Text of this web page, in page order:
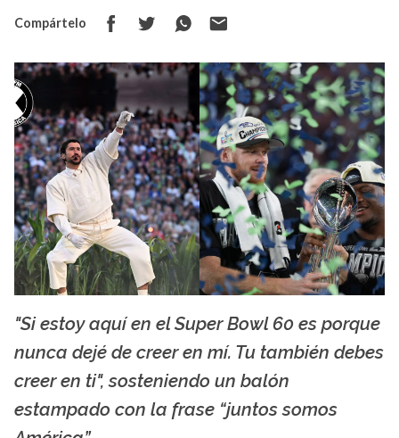
Compártelo
Super Bowl 2026
"Si estoy aquí en el Super Bowl 60 es porque
nunca dejé de creer en mí. Tu también debes
creer en ti", sosteniendo un balón
estampado con la frase “juntos somos